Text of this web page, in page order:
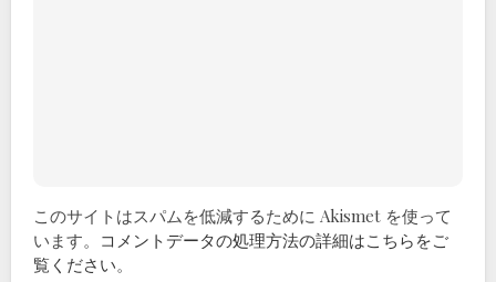
このサイトはスパムを低減するために Akismet を使って
います。 コメントデータの処理方法の詳細はこちらをご
覧ください。